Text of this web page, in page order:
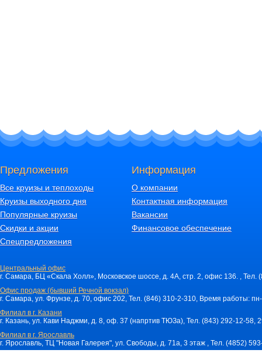
Предложения
Все круизы и теплоходы
Круизы выходного дня
Популярные круизы
Скидки и акции
Спецпредложения
Информация
О компании
Контактная информация
Вакансии
Финансовое обеспечение
Центральный офис
г. Самара, БЦ «Скала Холл», Московское шоссе, д. 4А, стр. 2, офис 136. ,
Офис продаж (бывший Речной вокзал)
г. Самара, ул. Фрунзе, д. 70, офис 202, Тел. (846) 310-2-310, Время работы:
Филиал в г. Казани
г. Казань, ул. Кави Наджми, д. 8, оф. 37 (напртив ТЮЗа), Тел. (843) 292-12-
Филиал в г. Ярославль
г. Ярославль, ТЦ "Новая Галерея", ул. Свободы, д. 71a, 3 этаж , Тел. (4852)